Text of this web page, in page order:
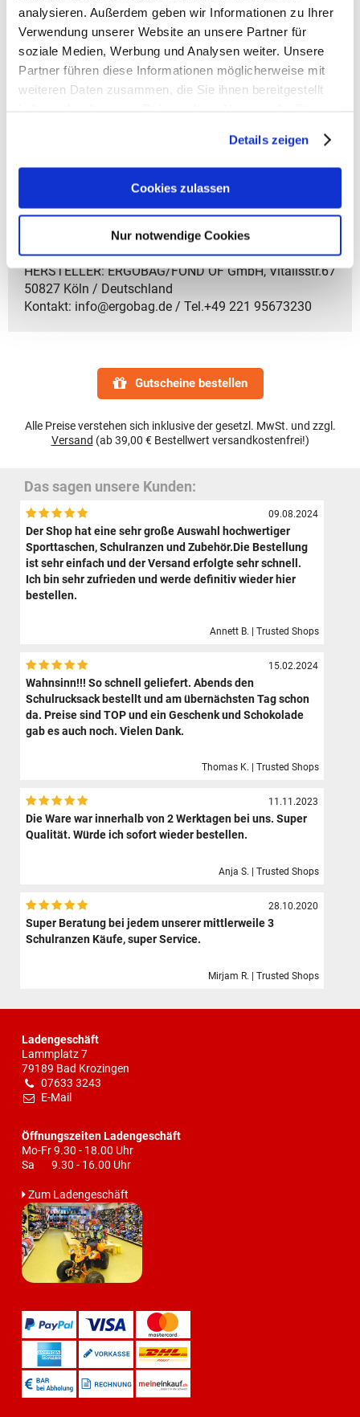
analysieren. Außerdem geben wir Informationen zu Ihrer
Verwendung unserer Website an unsere Partner für
soziale Medien, Werbung und Analysen weiter. Unsere
Partner führen diese Informationen möglicherweise mit
weiteren Daten zusammen, die Sie ihnen bereitgestellt
Details zeigen
Cookies zulassen
Nur notwendige Cookies
Ergobag Zubehör
Ergobag HANGIES
HERSTELLER: ERGOBAG/FOND OF GmbH, Vitalisstr.67
50827 Köln / Deutschland
Kontakt: info@ergobag.de / Tel.+49 221 95673230
Gutscheine bestellen
Alle Preise verstehen sich inklusive der gesetzl. MwSt. und zzgl.
Versand (ab 39,00 € Bestellwert versandkostenfrei!)
Das sagen unsere Kunden:
09.08.2024
Der Shop hat eine sehr große Auswahl hochwertiger
Sporttaschen, Schulranzen und Zubehör.Die Bestellung
ist sehr einfach und der Versand erfolgte sehr schnell.
Ich bin sehr zufrieden und werde definitiv wieder hier
bestellen.
Annett B. | Trusted Shops
15.02.2024
Wahnsinn!!! So schnell geliefert. Abends den
Schulrucksack bestellt und am übernächsten Tag schon
da. Preise sind TOP und ein Geschenk und Schokolade
gab es auch noch. Vielen Dank.
Thomas K. | Trusted Shops
11.11.2023
Die Ware war innerhalb von 2 Werktagen bei uns. Super
Qualität. Würde ich sofort wieder bestellen.
Anja S. | Trusted Shops
28.10.2020
Super Beratung bei jedem unserer mittlerweile 3
Schulranzen Käufe, super Service.
Mirjam R. | Trusted Shops
Ladengeschäft
Lammplatz 7
79189 Bad Krozingen
07633 3243
E-Mail
Öffnungszeiten Ladengeschäft
Mo-Fr 9.30 - 18.00 Uhr
Sa 9.30 - 16.00 Uhr
Zum Ladengeschäft